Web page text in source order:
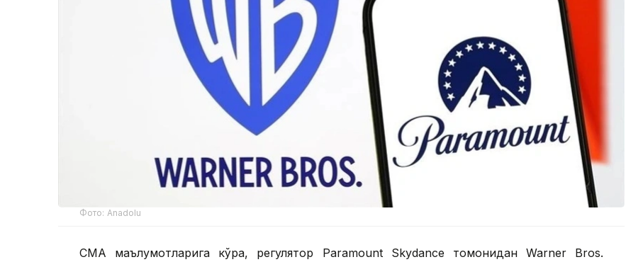
Фото: Аnadolu
CМА маълумотларига кўра, регулятор Paramount Skydance томонидан Warner Bros.